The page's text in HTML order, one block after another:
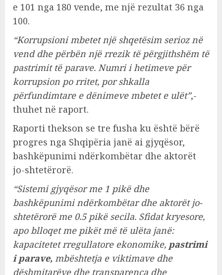
e 101 nga 180 vende, me një rezultat 36 nga
100.
“Korrupsioni mbetet një shqetësim serioz në
vend dhe përbën një rrezik të përgjithshëm të
pastrimit të parave. Numri i hetimeve për
korrupsion po rritet, por shkalla
përfundimtare e dënimeve mbetet e ulët”,-
thuhet në raport.
Raporti thekson se tre fusha ku është bërë
progres nga Shqipëria janë ai gjyqësor,
bashkëpunimi ndërkombëtar dhe aktorët
jo-shtetërorë.
“Sistemi gjyqësor me 1 pikë dhe
bashkëpunimi ndërkombëtar dhe aktorët jo-
shtetërorë me 0.5 pikë secila. Sfidat kryesore,
apo blloqet me pikët më të ulëta janë:
kapacitetet rregullatore ekonomike, pastrimi
i parave, mbështetja e viktimave dhe
dëshmitarëve dhe transparenca dhe